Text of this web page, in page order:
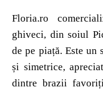
Floria.ro
ghiveci, din soiul
de pe piață. Este un
și simetrice,
dintre brazii